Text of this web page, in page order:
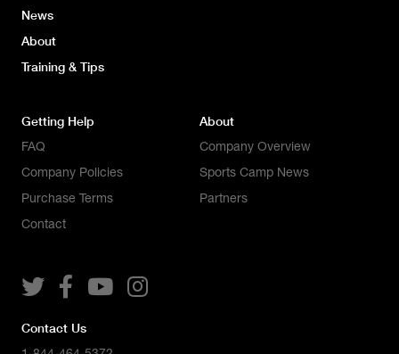
News
About
Training & Tips
Getting Help
FAQ
Company Policies
Purchase Terms
Contact
About
Company Overview
Sports Camp News
Partners
   
Contact Us